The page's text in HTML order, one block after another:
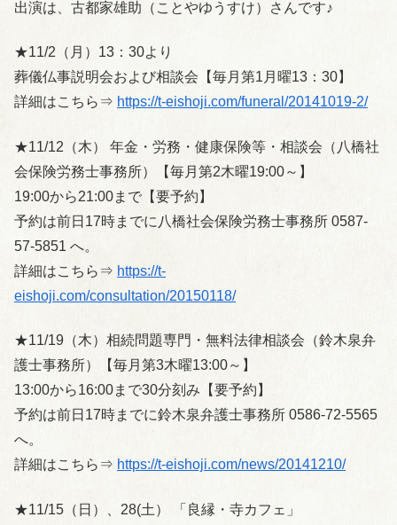
出演は、古都家雄助（ことやゆうすけ）さんです♪
★11/2（月）13：30より
葬儀仏事説明会および相談会【毎月第1月曜13：30】
詳細はこちら⇒ https://t-eishoji.com/funeral/20141019-2/
★11/12（木） 年金・労務・健康保険等・相談会（八橋社
会保険労務士事務所）【毎月第2木曜19:00～】
19:00から21:00まで【要予約】
予約は前日17時までに八橋社会保険労務士事務所 0587-
57-5851 へ。
詳細はこちら⇒ https://t-
eishoji.com/consultation/20150118/
★11/19（木）相続問題専門・無料法律相談会（鈴木泉弁
護士事務所）【毎月第3木曜13:00～】
13:00から16:00まで30分刻み【要予約】
予約は前日17時までに鈴木泉弁護士事務所 0586-72-5565
へ。
詳細はこちら⇒ https://t-eishoji.com/news/20141210/
★11/15（日）、28(土） 「良縁・寺カフェ」